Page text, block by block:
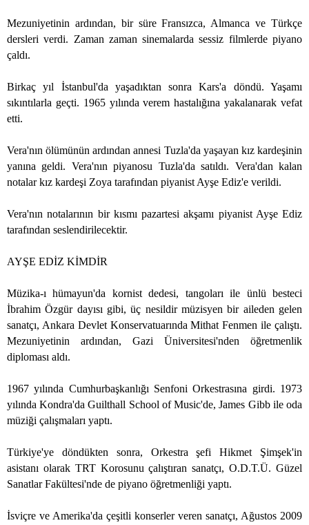
Mezuniyetinin ardından, bir süre Fransızca, Almanca ve Türkçe
dersleri verdi. Zaman zaman sinemalarda sessiz filmlerde piyano
çaldı.
Birkaç yıl İstanbul'da yaşadıktan sonra Kars'a döndü. Yaşamı
sıkıntılarla geçti. 1965 yılında verem hastalığına yakalanarak vefat
etti.
Vera'nın ölümünün ardından annesi Tuzla'da yaşayan kız kardeşinin
yanına geldi. Vera'nın piyanosu Tuzla'da satıldı. Vera'dan kalan
notalar kız kardeşi Zoya tarafından piyanist Ayşe Ediz'e verildi.
Vera'nın notalarının bir kısmı pazartesi akşamı piyanist Ayşe Ediz
tarafından seslendirilecektir.
AYŞE EDİZ KİMDİR
Müzika-ı hümayun'da kornist dedesi, tangoları ile ünlü besteci
İbrahim Özgür dayısı gibi, üç nesildir müzisyen bir aileden gelen
sanatçı, Ankara Devlet Konservatuarında Mithat Fenmen ile çalıştı.
Mezuniyetinin ardından, Gazi Üniversitesi'nden öğretmenlik
diploması aldı.
1967 yılında Cumhurbaşkanlığı Senfoni Orkestrasına girdi. 1973
yılında Kondra'da Guilthall School of Music'de, James Gibb ile oda
müziği çalışmaları yaptı.
Türkiye'ye döndükten sonra, Orkestra şefi Hikmet Şimşek'in
asistanı olarak TRT Korosunu çalıştıran sanatçı, O.D.T.Ü. Güzel
Sanatlar Fakültesi'nde de piyano öğretmenliği yaptı.
İsviçre ve Amerika'da çeşitli konserler veren sanatçı, Ağustos 2009